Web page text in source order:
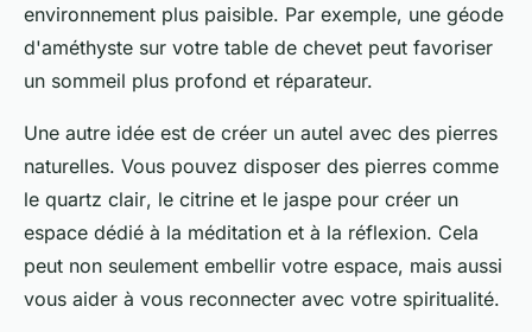
environnement plus paisible. Par exemple, une géode
d'améthyste sur votre table de chevet peut favoriser
un sommeil plus profond et réparateur.
Une autre idée est de créer un autel avec des pierres
naturelles. Vous pouvez disposer des pierres comme
le quartz clair, le citrine et le jaspe pour créer un
espace dédié à la méditation et à la réflexion. Cela
peut non seulement embellir votre espace, mais aussi
vous aider à vous reconnecter avec votre spiritualité.